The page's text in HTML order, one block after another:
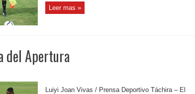
Leer mas »
del Apertura
Luiyi Joan Vivas / Prensa Deportivo Táchira – El